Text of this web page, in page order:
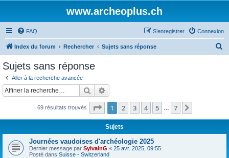
www.archeoplus.ch
FAQ Connexion
S’enregistrer
Index du forum Rechercher Sujets sans réponse
c
Sujets sans réponse
Aller à la recherche avancée
Rechercher
69 résultats trouvés Page 1sur7
1 2 3 4 5 7
Sujets
Journées vaudoises d'archéologie 2025
Dernier message par SylvainG « 25 avr. 2025, 09:55
Posté dans Suisse - Switzerland